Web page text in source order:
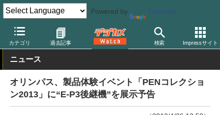
Powered by Translate
カテゴリ 過去記事 検索 Impressサイト
デジカメ Watch カメラ ミラーレスカメラ オリンパス
ニュース
オリンパス、製品体験イベント「PENコレクショ
ン2013」に“E-P3後継機”を展示予告